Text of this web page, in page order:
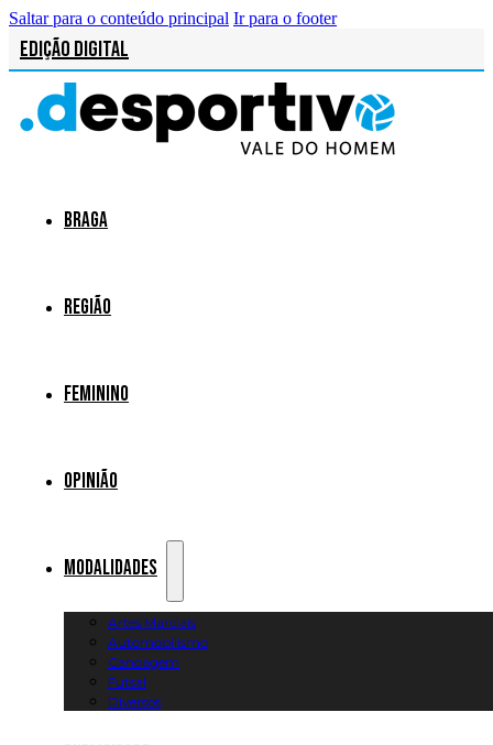
Saltar para o conteúdo principal Ir para o footer
Edição Digital
Braga
Região
Feminino
Opinião
Modalidades
Artes Marciais
Automobilismo
Canoagem
Futsal
Diversos